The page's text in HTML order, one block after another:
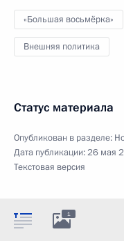
«Большая восьмёрка»
Внешняя политика
Статус материала
Опубликован в разделе:
Дата публикации:26 мая
Текстовая версия
1